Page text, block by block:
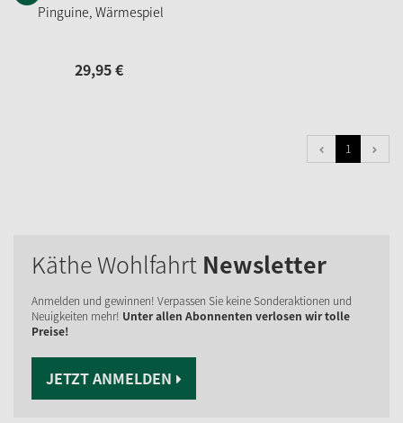
Pinguine, Wärmespiel
29,95€
1
Käthe Wohlfahrt Newsletter
Anmelden und gewinnen! Verpassen Sie keine Sonderaktionen und
Neuigkeiten mehr! Unter allen Abonnenten verlosen wir tolle
Preise!
JETZT ANMELDEN